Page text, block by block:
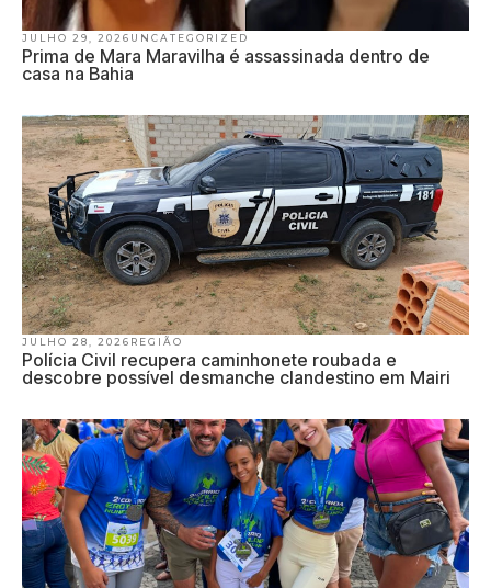
JULHO 29, 2026 UNCATEGORIZED
Prima de Mara Maravilha é assassinada dentro de
casa na Bahia
JULHO 28, 2026 REGIÃO
Polícia Civil recupera caminhonete roubada e
descobre possível desmanche clandestino em Mairi